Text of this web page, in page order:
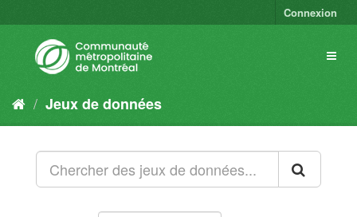
Connexion
Jeux de données